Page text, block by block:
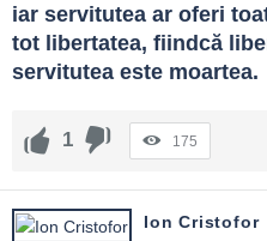
iar servitutea ar oferi
tot libertatea, fiindcă
servitutea este moartea.
1 175
Ion Cristofor